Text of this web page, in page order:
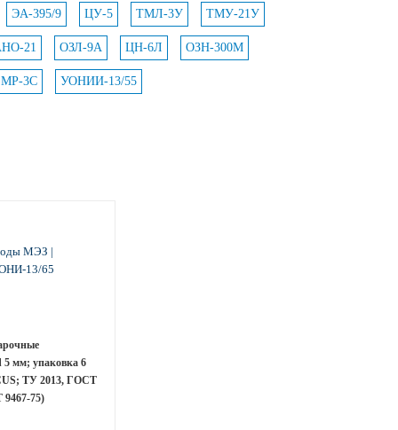
ЭА-395/9 ЦУ-5 ТМЛ-3У ТМУ-21У
21 ОЗЛ-9А ЦН-6Л ОЗН-300М
МР-3С УОНИИ-13/55
мм; упаковка 6
ТУ 2013, ГОСТ
75)